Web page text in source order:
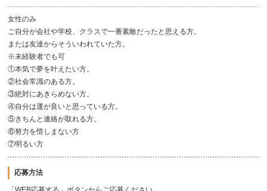
女性のみ
ご自分が会社や学校、クラスで一番素敵だったと思える方。
または友達からそういわれていた方。
※未経験者でも可
①本気で夢を叶えたい方。
②社会常識のある方。
③絶対にあきらめない方。
④自分は運が良いと思っている方。
⑤きちんと連絡が取れる方。
⑥努力を惜しまない方
⑦明るい方
応募方法